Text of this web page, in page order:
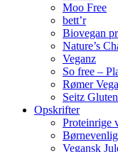
Moo Free
bett’r
Biovegan
Nature’s
Veganz
So free –
Rømer
Seitz
Opskrifter
Proteinrige
Vegansk